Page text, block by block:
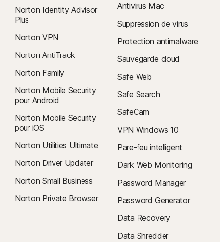
Norton Identity Advisor
Plus
Norton VPN
Norton AntiTrack
Norton Family
Norton Mobile Security
pour Android
Norton Mobile Security
pour iOS
Norton Utilities Ultimate
Norton Driver Updater
Norton Small Business
Norton Private Browser
Antivirus Mac
Suppression de virus
Protection antimalware
Sauvegarde cloud
Safe Web
Safe Search
SafeCam
VPN Windows 10
Pare-feu intelligent
Dark Web Monitoring
Password Manager
Password Generator
Data Recovery
Data Shredder